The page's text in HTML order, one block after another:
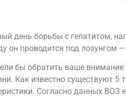
день борьбы с гепатитом,
он проводится под лозунгом
бы обратить ваше
Как известно существуют 5
Согласно данных ВОЗ